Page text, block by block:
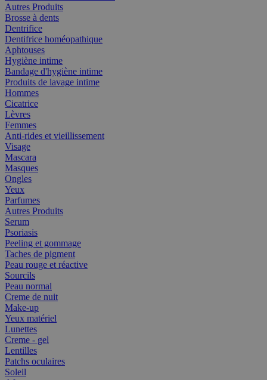
Autres Produits
Brosse à dents
Dentrifice
Dentifrice homéopathique
Aphtouses
Hygiène intime
Bandage d'hygiène intime
Produits de lavage intime
Hommes
Cicatrice
Lèvres
Femmes
Anti-rides et vieillissement
Visage
Mascara
Masques
Ongles
Yeux
Parfumes
Autres Produits
Serum
Psoriasis
Peeling et gommage
Taches de pigment
Peau rouge et réactive
Sourcils
Peau normal
Creme de nuit
Make-up
Yeux matériel
Lunettes
Creme - gel
Lentilles
Patchs oculaires
Soleil